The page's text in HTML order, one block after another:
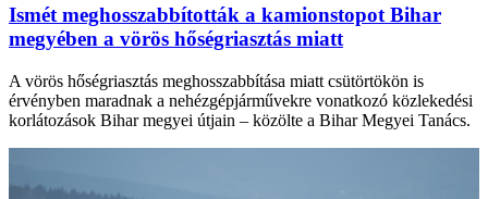
Ismét meghosszabbították a kamionstopot Bihar
megyében a vörös hőségriasztás miatt
A vörös hőségriasztás meghosszabbítása miatt csütörtökön is
érvényben maradnak a nehézgépjárművekre vonatkozó közlekedési
korlátozások Bihar megyei útjain – közölte a Bihar Megyei Tanács.